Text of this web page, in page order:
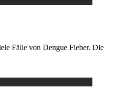
Fälle von Dengue Fieber. Die